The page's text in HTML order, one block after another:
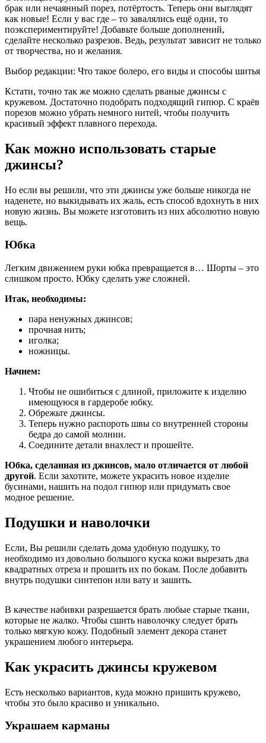
брак или нечаянный порез, потёртость. Теперь они выглядят
как новые! Если у вас где – то завалялись ещё одни, то
поэкспериментируйте! Добавьте больше дополнений,
сделайте несколько разрезов. Ведь, результат зависит не только
от творчества, но и желания.
Выбор редакции: Что такое болеро, его виды и способы шитья
Кстати, точно так же можно сделать рваные джинсы с
кружевом. Достаточно подобрать подходящий гипюр. С краёв
порезов можно убрать немного нитей, чтобы получить
красивый эффект плавного перехода.
Как можно использовать старые
джинсы?
Но если вы решили, что эти джинсы уже больше никогда не
наденете, но выкидывать их жаль, есть способ вдохнуть в них
новую жизнь. Вы можете изготовить из них абсолютно новую
вещь.
Юбка
Легким движением руки юбка превращается в… Шорты – это
слишком просто. Юбку сделать уже сложней.
Итак, необходимы:
пара ненужных джинсов;
прочная нить;
иголка;
ножницы.
Начнем:
Чтобы не ошибиться с длиной, приложите к изделию
имеющуюся в гардеробе юбку.
Обрежьте джинсы.
Теперь нужно распороть швы со внутренней стороны
бедра до самой молнии.
Соедините детали внахлест и прошейте.
Юбка, сделанная из джинсов, мало отличается от любой
другой. Если захотите, можете украсить новое изделие
бусинами, нашить на подол гипюр или придумать свое
модное решение.
Подушки и наволочки
Если, Вы решили сделать дома удобную подушку, то
необходимо из довольно большого куска кожи вырезать два
квадратных отреза и прошить их по бокам. После добавить
внутрь подушки синтепон или вату и зашить.
В качестве набивки разрешается брать любые старые ткани,
которые не жалко. Чтобы сшить наволочку следует брать
только мягкую кожу. Подобный элемент декора станет
украшением любого интерьера.
Как украсить джинсы кружевом
Есть несколько вариантов, куда можно пришить кружево,
чтобы это было красиво и уникально.
Украшаем карманы